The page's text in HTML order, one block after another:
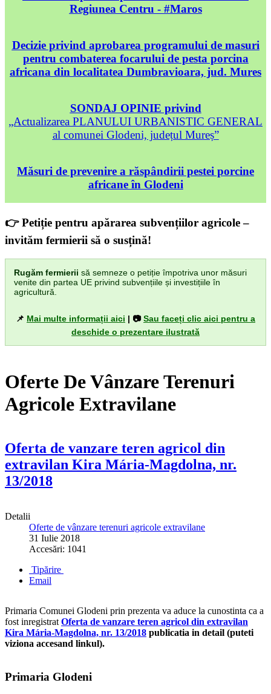
Regiunea Centru - #Maros
Decizie privind aprobarea programului de masuri
pentru combaterea focarului de pesta porcina
africana din localitatea Dumbravioara, jud. Mures
SONDAJ OPINIE privind
„Actualizarea PLANULUI URBANISTIC GENERAL
al comunei Glodeni, județul Mureș”
Măsuri de prevenire a răspândirii pestei porcine
africane în Glodeni
👉 Petiție pentru apărarea subvențiilor agricole –
invităm fermierii să o susțină!
Rugăm fermierii să semneze o petiție împotriva unor măsuri
venite din partea UE privind subvențiile și investițiile în
agricultură.
📌 Mai multe informații aici | 📷Sau faceți clic aici pentru a
deschide o prezentare ilustrată
Oferte De Vânzare Terenuri
Agricole Extravilane
Oferta de vanzare teren agricol din
extravilan Kira Mária-Magdolna, nr.
13/2018
Detalii
Oferte de vânzare terenuri agricole extravilane
31 Iulie 2018
Accesări: 1041
Tipărire
Email
Primaria Comunei Glodeni prin prezenta va aduce la cunostinta ca a
fost inregistrat Oferta de vanzare teren agricol din extravilan
Kira Mária-Magdolna, nr. 13/2018 publicatia in detail (puteti
viziona accesand linkul).
Primaria Glodeni